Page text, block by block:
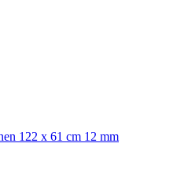
122 x 61 cm 12 mm